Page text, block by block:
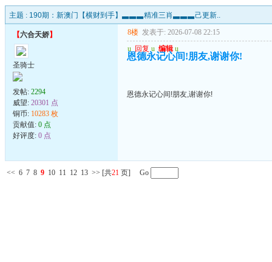
主题 : 190期：新澳门【横财到手】▃▃▃精准三肖▃▃▃己更新..
【六合天娇】
圣骑士
发帖: 2294
威望: 20301 点
铜币: 10283 枚
贡献值: 0 点
好评度: 0 点
8楼 发表于: 2026-07-08 22:15
u 回复 u 编辑 u
恩德永记心间!朋友,谢谢你!
恩德永记心间!朋友,谢谢你!
<< 6 7 8 9 10 11 12 13 >> [共21 页] Go